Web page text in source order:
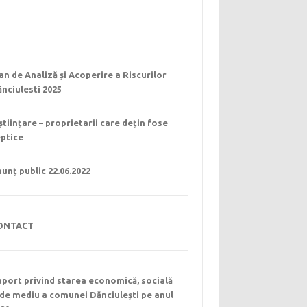
de Analiză și Acoperire a Riscurilor
2025
– proprietarii care dețin fose
public 22.06.2022
privind starea economică, socială
mediu a comunei Dănciulești pe anul